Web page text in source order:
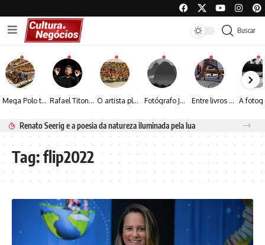
Buscar
Mega Polo transforma lançamento de coleção em plataforma nacional de negócios e projeta crescimento de mais de 15% Rafael Titonelly leva magia e acolhimento a crianças em tratamento oncológico em Juiz de Fora O artista plástico Jorge Luiz transforma sustentabilidade e criatividade em arte contemporânea Fotógrafo José Roberto apresenta um olhar sensível sobre arquitetura, formas e luz na fotografia Entre livros e fotografia autoral, Sebastião Reis consolida uma trajetória marcada pelo olhar artístico
Renato Seerig e a poesia da natureza iluminada pela lua
Tag:flip2022